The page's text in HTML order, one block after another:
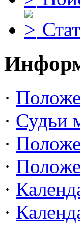
·
· Судьи
·
·
·
·